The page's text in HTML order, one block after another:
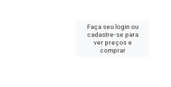
Faça seu login ou
cadastre-se para
ver preços e
comprar